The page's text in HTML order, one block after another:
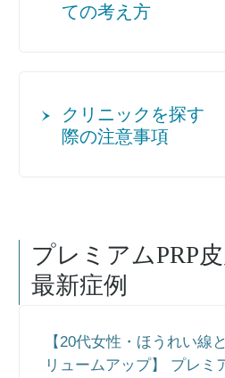
ての考え方
クリニックを探す
際の注意事項
プレミアムPRP
最新症例
【20代女性・ほうれい線
リュームアップ】 プレミ